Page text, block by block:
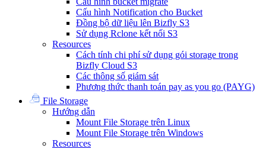
Cấu hình Notification cho Bucket
Đồng bộ dữ liệu lên Bizfly S3
Sử dụng Rclone kết nối S3
Resources
Cách tính chi phí sử dụng gói storage trong
Bizfly Cloud S3
Các thông số giám sát
Phương thức thanh toán pay as you go (PAYG)
File Storage
Hướng dẫn
Mount File Storage trên Linux
Mount File Storage trên Windows
Resources